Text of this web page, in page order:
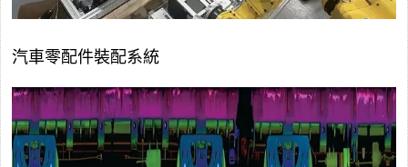
汽車零配件裝配系統